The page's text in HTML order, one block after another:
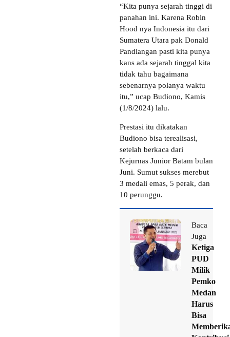
“Kita punya sejarah tinggi di
panahan ini. Karena Robin
Hood nya Indonesia itu dari
Sumatera Utara pak Donald
Pandiangan pasti kita punya
kans ada sejarah tinggal kita
tidak tahu bagaimana
sebenarnya polanya waktu
itu,” ucap Budiono, Kamis
(1/8/2024) lalu.
Prestasi itu dikatakan
Budiono bisa terealisasi,
setelah berkaca dari
Kejurnas Junior Batam bulan
Juni. Sumut sukses merebut
3 medali emas, 5 perak, dan
10 perunggu.
Baca
Juga
Ketiga
PUD
Milik
Pemko
Medan
Harus
Bisa